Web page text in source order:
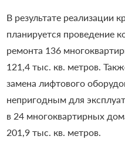
В результате реализации
планируется проведение
ремонта 136
121,4 тыс. кв. метров.
замена лифтового
непригодным для
в 24 многоквартирных
201,9 тыс. кв. метров.